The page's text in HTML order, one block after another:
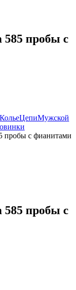
585 пробы с
КольеЦепиМужской
пробы с фианитами
585 пробы с